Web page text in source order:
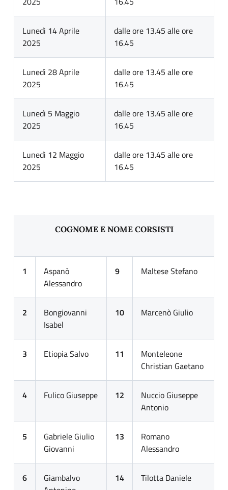
Lunedì 14 Aprile
2025
dalle ore 13.45 alle ore
16.45
Lunedì 28 Aprile
2025
dalle ore 13.45 alle ore
16.45
Lunedì 5 Maggio
2025
dalle ore 13.45 alle ore
16.45
Lunedì 12 Maggio
2025
dalle ore 13.45 alle ore
16.45
COGNOME E NOME CORSISTI
1
Aspanò
Alessandro
9 Maltese Stefano
2
Bongiovanni
Isabel
10 Marcenò Giulio
3 Etiopia Salvo 11
Monteleone
Christian Gaetano
4 Fulico Giuseppe 12
Nuccio Giuseppe
Antonio
5
Gabriele Giulio
Giovanni
13
Romano
Alessandro
6
Giambalvo
14 Tilotta Daniele